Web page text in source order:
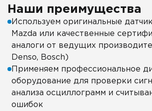
Наши преимущества
Используем оригинальные
Mazda или качественные
аналоги от ведущих
Denso, Bosch)
Применяем профессиональное
оборудование для проверки
анализа осциллограмм и
ошибок